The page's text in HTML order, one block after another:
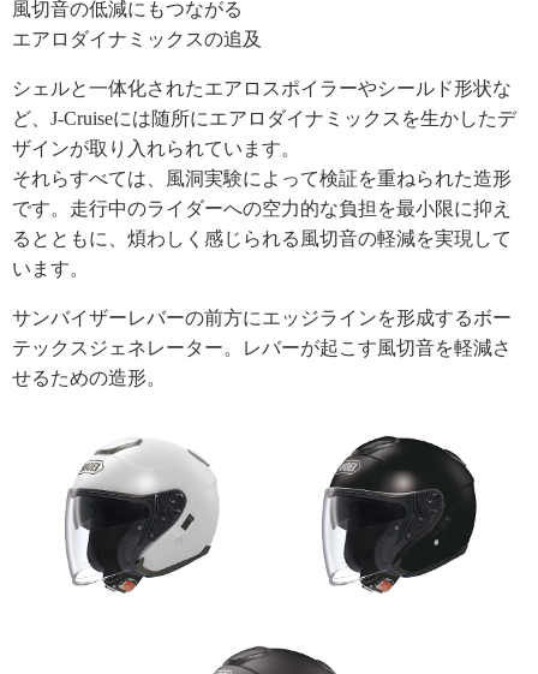
風切音の低減にもつながる
エアロダイナミックスの追及
シェルと一体化されたエアロスポイラーやシールド形状な
ど、J-Cruiseには随所にエアロダイナミックスを生かしたデ
ザインが取り入れられています。
それらすべては、風洞実験によって検証を重ねられた造形
です。走行中のライダーへの空力的な負担を最小限に抑え
るとともに、煩わしく感じられる風切音の軽減を実現して
います。
サンバイザーレバーの前方にエッジラインを形成するボー
テックスジェネレーター。レバーが起こす風切音を軽減さ
せるための造形。